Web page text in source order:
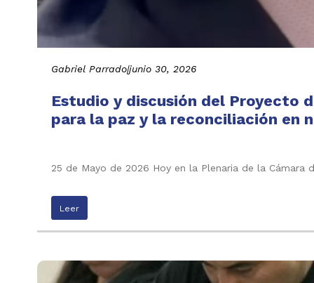
Gabriel Parrado|junio 30, 2026
Estudio y discusión del Proyecto
para la paz y la reconciliación en
25 de Mayo de 2026 Hoy en la Plenaria de la
Leer